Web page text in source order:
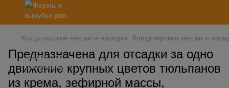
Кондитерские мешки и насадки Кондитерские мешки и
Предназначена для отсадки за одно
движение крупных цветов тюльпанов
из крема, зефирной массы,